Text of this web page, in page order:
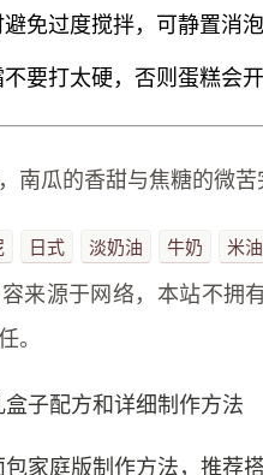
免过度搅拌，可静置消
要打太硬，否则蛋糕会开
南瓜的香甜与焦糖的微
日式 淡奶油 牛奶 米油
来源于网络，本站不拥
。
盒子配方和详细制作方法
包家庭版制作方法，推荐